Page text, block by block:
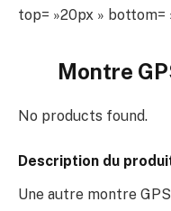
top= »20px » bottom=
Montre
No products found.
Description du
Une autre montre